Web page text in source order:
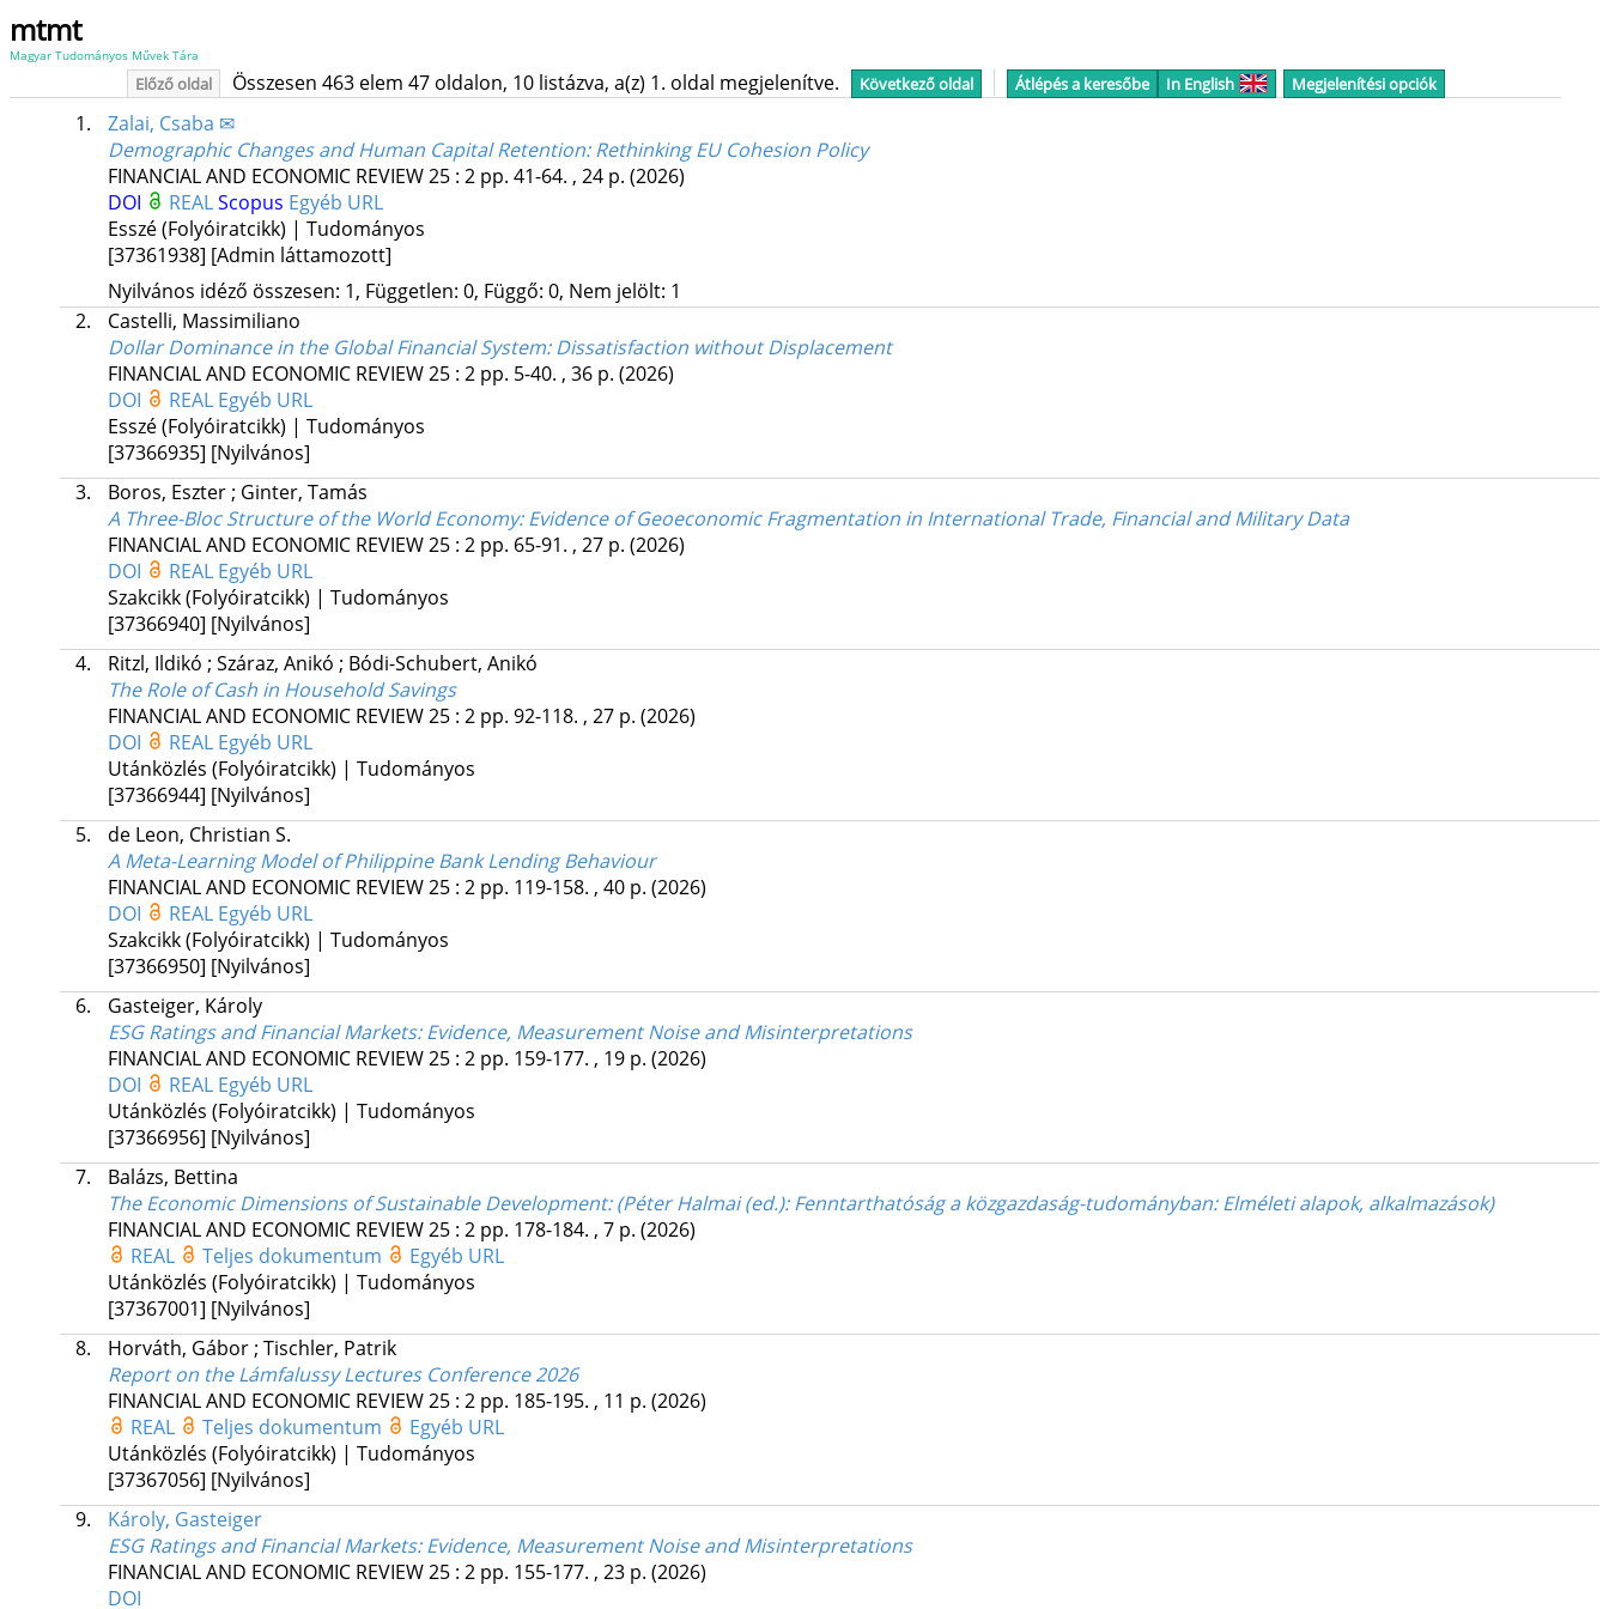
mtmt
Magyar Tudományos Művek Tára
Előző oldal Összesen 463 elem 47 oldalon, 10 listázva, a(z) 1. oldal megjelenítve. Következő oldal Átlépés a keresőbe In English Megjelenítési opciók
1.
Zalai, Csaba ✉
Demographic Changes and Human Capital Retention: Rethinking EU Cohesion Policy
FINANCIAL AND ECONOMIC REVIEW25: 2 pp. 41-64. , 24 p. (2026)
DOI
REALScopus Egyéb URL
Esszé (Folyóiratcikk) | Tudományos
[37361938] [Admin láttamozott]
Nyilvános idéző összesen: 1, Független: 0, Függő: 0, Nem jelölt: 1
2.
Castelli, Massimiliano
Dollar Dominance in the Global Financial System: Dissatisfaction without Displacement
FINANCIAL AND ECONOMIC REVIEW25: 2 pp. 5-40. , 36 p. (2026)
DOI
REAL Egyéb URL
Esszé (Folyóiratcikk) | Tudományos
[37366935] [Nyilvános]
3.
Boros, Eszter; Ginter, Tamás
A Three-Bloc Structure of the World Economy: Evidence of Geoeconomic Fragmentation in International Trade, Financial and Military Data
FINANCIAL AND ECONOMIC REVIEW25: 2 pp. 65-91. , 27 p. (2026)
DOI
REAL Egyéb URL
Szakcikk (Folyóiratcikk) | Tudományos
[37366940] [Nyilvános]
4.
Ritzl, Ildikó ; Száraz, Anikó ; Bódi-Schubert, Anikó
The Role of Cash in Household Savings
FINANCIAL AND ECONOMIC REVIEW25: 2 pp. 92-118. , 27 p. (2026)
DOI
REAL Egyéb URL
Utánközlés (Folyóiratcikk) | Tudományos
[37366944] [Nyilvános]
5.
de Leon, Christian S.
A Meta-Learning Model of Philippine Bank Lending Behaviour
FINANCIAL AND ECONOMIC REVIEW25: 2 pp. 119-158. , 40 p. (2026)
DOI
REAL Egyéb URL
Szakcikk (Folyóiratcikk) | Tudományos
[37366950] [Nyilvános]
6.
Gasteiger, Károly
ESG Ratings and Financial Markets: Evidence, Measurement Noise and Misinterpretations
FINANCIAL AND ECONOMIC REVIEW25: 2 pp. 159-177. , 19 p. (2026)
DOI
REAL Egyéb URL
Utánközlés (Folyóiratcikk) | Tudományos
[37366956] [Nyilvános]
7.
Balázs, Bettina
The Economic Dimensions of Sustainable Development: (Péter Halmai (ed.): Fenntarthatóság a közgazdaság-tudományban: Elméleti alapok, alkalmazások)
FINANCIAL AND ECONOMIC REVIEW25: 2 pp. 178-184. , 7 p. (2026)
REAL
Teljes dokumentum
Egyéb URL
Utánközlés (Folyóiratcikk) | Tudományos
[37367001] [Nyilvános]
8.
Horváth, Gábor; Tischler, Patrik
Report on the Lámfalussy Lectures Conference 2026
FINANCIAL AND ECONOMIC REVIEW25: 2 pp. 185-195. , 11 p. (2026)
REAL
Teljes dokumentum
Egyéb URL
Utánközlés (Folyóiratcikk) | Tudományos
[37367056] [Nyilvános]
9.
Károly, Gasteiger
ESG Ratings and Financial Markets: Evidence, Measurement Noise and Misinterpretations
FINANCIAL AND ECONOMIC REVIEW25: 2 pp. 155-177. , 23 p. (2026)
DOI